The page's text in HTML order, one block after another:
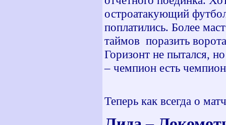
остроатакующий
поплатились. Более
таймов поразить
Горизонт не пытался,
– чемпион есть
Теперь как всегда о